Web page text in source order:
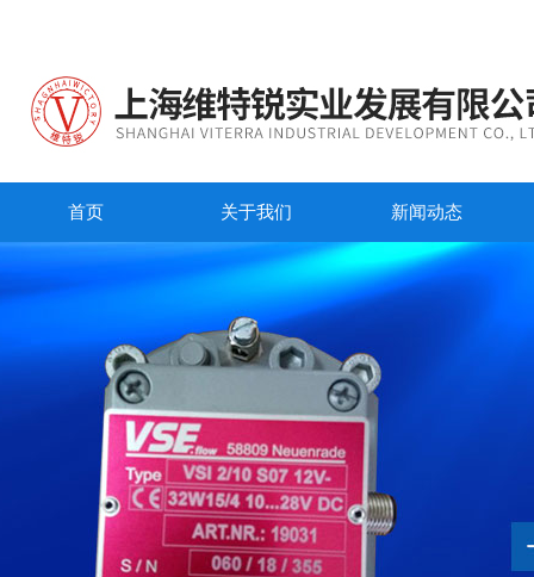
首页 关于我们 新闻动态